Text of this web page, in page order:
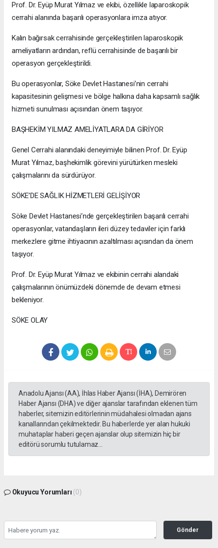
Prof. Dr. Eyüp Murat Yılmaz ve ekibi, özellikle laparoskopik
cerrahi alanında başarılı operasyonlara imza atıyor.
Kalın bağırsak cerrahisinde gerçekleştirilen laparoskopik
ameliyatların ardından, reflü cerrahisinde de başarılı bir
operasyon gerçekleştirildi.
Bu operasyonlar, Söke Devlet Hastanesi’nin cerrahi
kapasitesinin gelişmesi ve bölge halkına daha kapsamlı sağlık
hizmeti sunulması açısından önem taşıyor.
BAŞHEKİM YILMAZ AMELİYATLARA DA GİRİYOR
Genel Cerrahi alanındaki deneyimiyle bilinen Prof. Dr. Eyüp
Murat Yılmaz, başhekimlik görevini yürütürken mesleki
çalışmalarını da sürdürüyor.
SÖKE’DE SAĞLIK HİZMETLERİ GELİŞİYOR
Söke Devlet Hastanesi’nde gerçekleştirilen başarılı cerrahi
operasyonlar, vatandaşların ileri düzey tedaviler için farklı
merkezlere gitme ihtiyacının azaltılması açısından da önem
taşıyor.
Prof. Dr. Eyüp Murat Yılmaz ve ekibinin cerrahi alandaki
çalışmalarının önümüzdeki dönemde de devam etmesi
bekleniyor.
SÖKE OLAY
Anadolu Ajansı (AA), İhlas Haber Ajansı (İHA), Demirören
Haber Ajansı (DHA) ve diğer ajanslar tarafından eklenen tüm
haberler, sitemizin editörlerinin müdahalesi olmadan ajans
kanallarından çekilmektedir. Bu haberlerde yer alan hukuki
muhataplar haberi geçen ajanslar olup sitemizin hiç bir
editörü sorumlu tutulamaz...
Okuyucu Yorumları (0)
Gönder